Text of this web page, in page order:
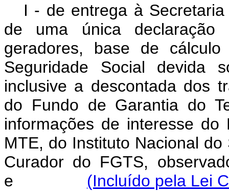
I - de entrega à
de uma única declaração
geradores, base de
Seguridade Social devida
inclusive a descontada dos
do Fundo de Garantia do
informações de interesse
MTE, do Instituto Nacional
Curador do FGTS,
e (Incluído pela Lei